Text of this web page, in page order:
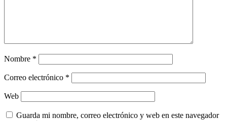
Nombre *
Correo electrónico *
Web
Guarda mi nombre, correo electrónico y web en este navegador